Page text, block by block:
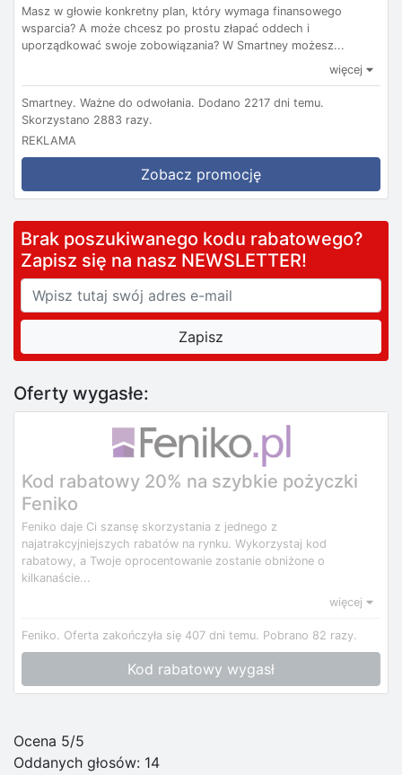
Masz w głowie konkretny plan, który wymaga finansowego
wsparcia? A może chcesz po prostu złapać oddech i
uporządkować swoje zobowiązania? W Smartney możesz...
więcej
Smartney. Ważne do odwołania. Dodano 2217 dni temu.
Skorzystano 2883 razy.
REKLAMA
Zobacz promocję
Brak poszukiwanego kodu rabatowego?
Zapisz się na nasz NEWSLETTER!
Oferty wygasłe:
Kod rabatowy 20% na szybkie pożyczki
Feniko
Feniko daje Ci szansę skorzystania z jednego z
najatrakcyjniejszych rabatów na rynku. Wykorzystaj kod
rabatowy, a Twoje oprocentowanie zostanie obniżone o
kilkanaście...
więcej
Feniko. Oferta zakończyła się 407 dni temu. Pobrano 82 razy.
Kod rabatowy wygasł
Ocena 5/5
Oddanych głosów: 14